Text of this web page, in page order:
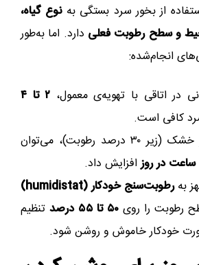
از بخور سرد بستگی بهنوع گیاه،
و سطح رطوبت فعلی دارد. اما به‌طور
انجام‌شده:
در اتاقی با تهویه‌ی معمول،
۲ تا ۴
کافی است.
در محیط‌های بسیار خشک (زیر ۳۰ درصد رطوبت)، می‌توان
افزایش داد.
بهرطوبت‌سنج خودکار (humidistat)
رطوبت را روی ۵۰ تا ۵۵ درصد
تنظیم
خودکار خاموش و روشن شود.